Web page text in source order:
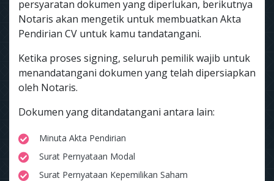
persyaratan dokumen yang diperlukan, berikutnya
Notaris akan mengetik untuk membuatkan Akta
Pendirian CV untuk kamu tandatangani.
Ketika proses signing, seluruh pemilik wajib untuk
menandatangani dokumen yang telah dipersiapkan
oleh Notaris.
Dokumen yang ditandatangani antara lain:
Minuta Akta Pendirian
Surat Pernyataan Modal
Surat Pernyataan Kepemilikan Saham